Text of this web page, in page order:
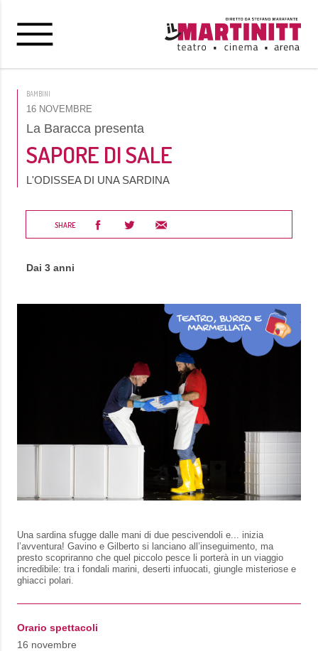
BAMBINI
16 NOVEMBRE
La Baracca presenta
SAPORE DI SALE
L'ODISSEA DI UNA SARDINA
SHARE
Dai 3 anni
Una sardina sfugge dalle mani di due pescivendoli e... inizia
l’avventura! Gavino e Gilberto si lanciano all’inseguimento, ma
presto scopriranno che quel piccolo pesce li porterà in un viaggio
incredibile: tra i fondali marini, deserti infuocati, giungle misteriose e
ghiacci polari.
Orario spettacoli
16 novembre